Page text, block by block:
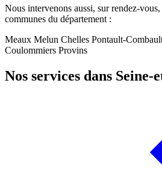
Nous intervenons aussi, sur rendez-
communes du département :
Meaux Melun Chelles Pontault-
Coulommiers Provins
Nos services dans Seine-